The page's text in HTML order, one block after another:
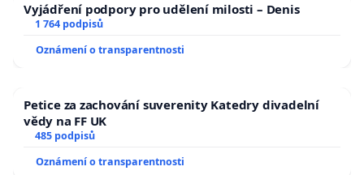
Vyjádření podpory pro udělení milosti – Denis
1 764 podpisů
Oznámení o transparentnosti
Petice za zachování suverenity Katedry divadelní
vědy na FF UK
485 podpisů
Oznámení o transparentnosti